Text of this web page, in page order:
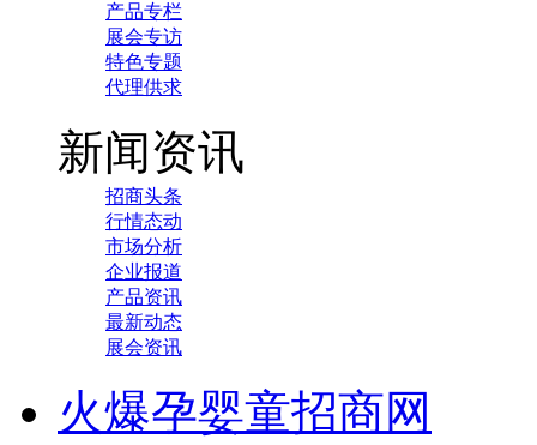
产品专栏
展会专访
特色专题
代理供求
新闻资讯
招商头条
行情态动
市场分析
企业报道
产品资讯
最新动态
展会资讯
火爆孕婴童招商网